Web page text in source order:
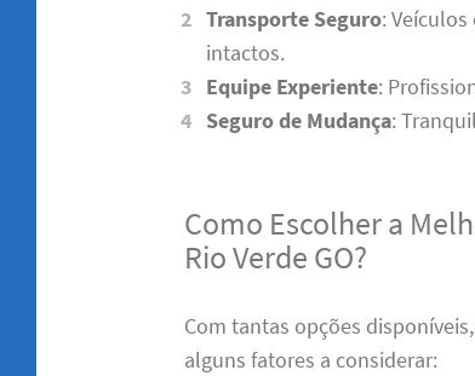
Transporte Seguro:
intactos.
Equipe Experiente:
Seguro de Mudança:
Como Escolher a
Rio Verde GO?
Com tantas opções
alguns fatores a considerar: